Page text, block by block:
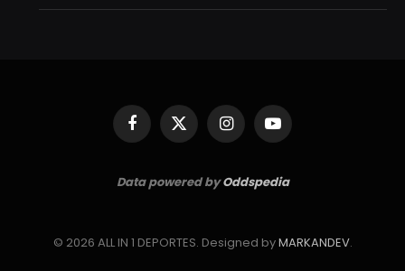
Facebook
X
(Twitter)
InstagramYouTube
Data powered byOddspedia
© 2026 ALL IN 1 DEPORTES. Designed byMARKANDEV.